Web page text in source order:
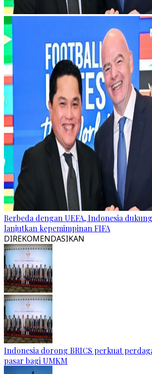
Berbeda dengan UEFA, Indonesia
lanjutkan kepemimpinan FIFA
DIREKOMENDASIKAN
Indonesia dorong BRICS perkuat
pasar bagi UMKM